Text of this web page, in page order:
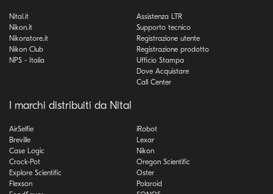
Nital.it
Nikon.it
Nikonstore.it
Nikon Club
NPS - Italia
Assistenza LTR
Supporto tecnico
Registrazione utente
Registrazione prodotto
Ufficio Stampa
Dove Acquistare
Call Center
I marchi distribuiti da Nital
AirSelfie
Breville
Case Logic
Crock-Pot
Explore Scientific
Flexson
iRobot
Lexar
Nikon
Oregon Scientific
Oster
Polaroid